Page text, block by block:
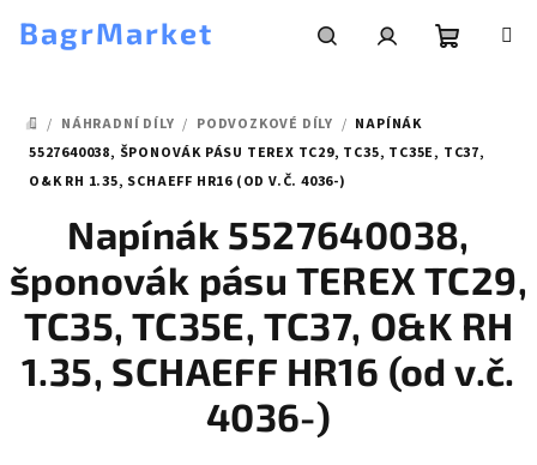
BagrMarket
košík
DOMŮ
/ NÁHRADNÍ DÍLY / PODVOZKOVÉ DÍLY / NAPÍNÁK
5527640038, ŠPONOVÁK PÁSU TEREX TC29, TC35, TC35E, TC37,
O&K RH 1.35, SCHAEFF HR16 (OD V.Č. 4036-)
Napínák 5527640038,
šponovák pásu TEREX TC29,
TC35, TC35E, TC37, O&K RH
1.35, SCHAEFF HR16 (od v.č.
4036-)